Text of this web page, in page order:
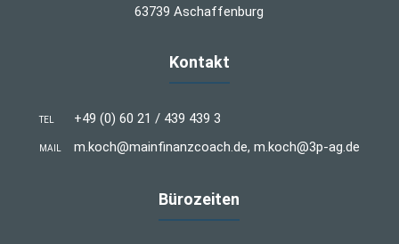
63739 Aschaffenburg
Kontakt
TEL +49 (0) 60 21 / 439 439 3
MAIL m.koch@mainfinanzcoach.de, m.koch@3p-ag.de
Bürozeiten